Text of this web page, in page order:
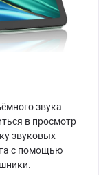
звука
в просмотр
звуковых
с помощью